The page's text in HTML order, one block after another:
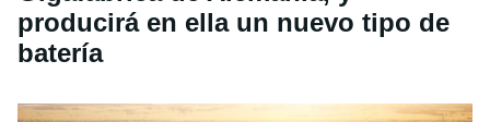
producirá en ella un nuevo tipo de
batería